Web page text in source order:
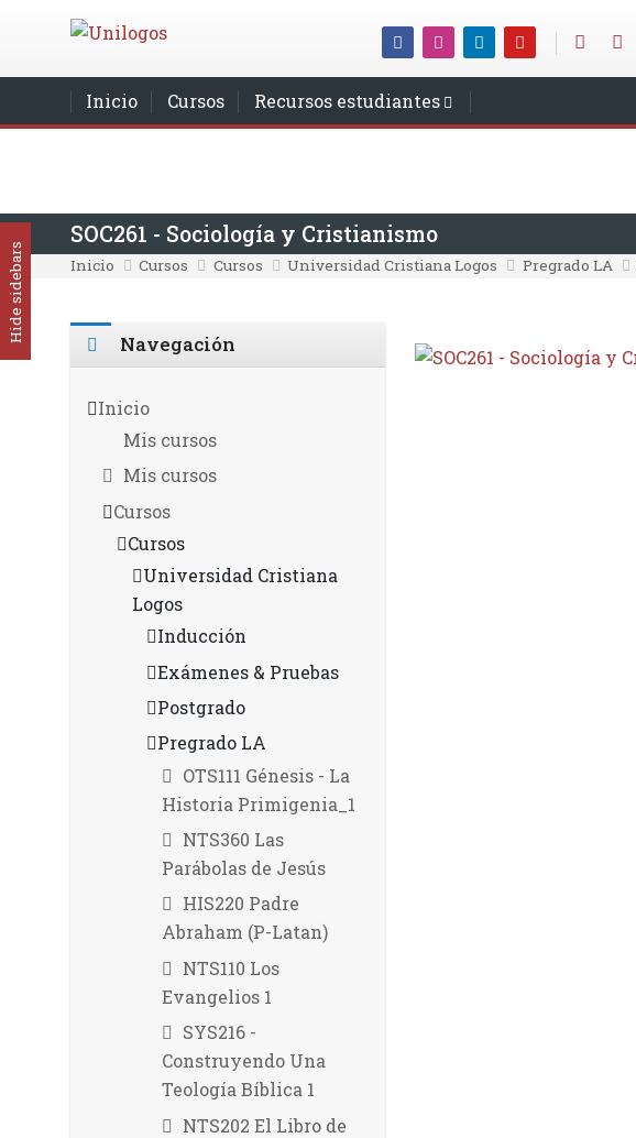
Inicio Cursos Recursos estudiantes
SOC261 - Sociología y Cristianismo
Inicio Cursos Cursos Universidad Cristiana Logos Pregrado LA
Bloques
Omitir Navegación
Navegación
Inicio
Mis cursos
Mis cursos
Cursos
Cursos
Universidad Cristiana
Logos
Inducción
Exámenes & Pruebas
Postgrado
Pregrado LA
OTS111 Génesis - La
Historia Primigenia_1
NTS360 Las
Parábolas de Jesús
HIS220 Padre
Abraham (P-Latan)
NTS110 Los
Evangelios 1
SYS216 -
Construyendo Una
Teología Bíblica 1
NTS202 El Libro de
Hide sidebars